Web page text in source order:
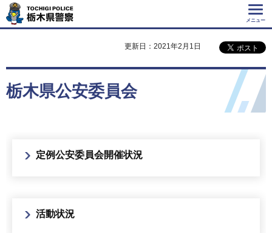
Tochigi Police 栃
木県警察
メニュー
更新日：2021年2月1日
栃木県公安委員会
定例公安委員会開催状況
活動状況